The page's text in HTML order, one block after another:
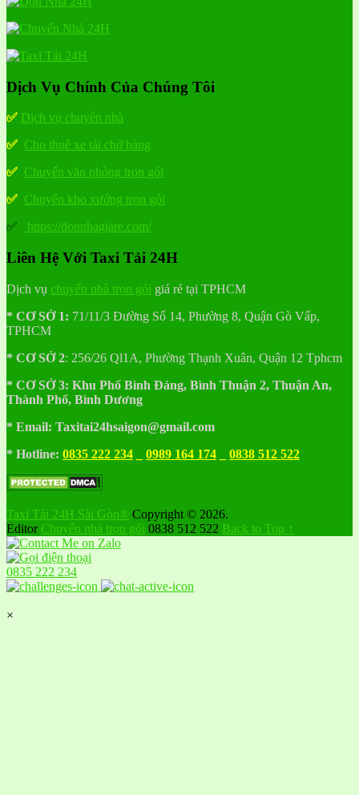
Dịch Vụ Chính Của Chúng Tôi
✅ Dịch vụ chuyển nhà
✅ Cho thuê xe tải chở hàng
✅ Chuyển văn phòng trọn gói
✅ Chuyển kho xưởng trọn gói
✅
https://donnhagiare.com/
Liên Hệ Với Taxi Tải 24H
Dịch vụ chuyển nhà trọn gói giá rẻ tại TPHCM
* CƠ SỞ 1: 71/11/3 Đường Số 14, Phường 8, Quận Gò Vấp,
TPHCM
* CƠ SỞ 2: 256/26 Ql1A, Phường Thạnh Xuân, Quận 12 Tphcm
* CƠ SỞ 3: Khu Phố Bình Đáng, Bình Thuận 2, Thuận An,
Thành Phố, Bình Dương
* Email: Taxitai24hsaigon@gmail.com
* Hotline: 0835 222 234 0989 164 174 0838 512 522
Taxi Tải 24H Sài Gòn® Copyright © 2026.
Editor Chuyển nhà trọn gói 0838 512 522 Back to Top ↑
0835 222 234
×